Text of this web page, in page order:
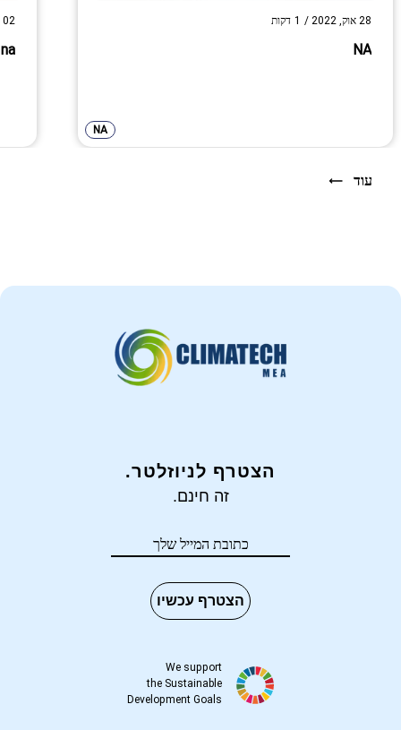
28 אוק, 2022 /
1 דקות
NA
NA
02 אוק, 2022
na
עוד
הצטרף לניוזלטר.
זה חינם.
הצטרף עכשיו
We support
the Sustainable
Development Goals